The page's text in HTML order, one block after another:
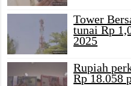
Tower
tunai Rp
2025
Rupiah
Rp 18.058